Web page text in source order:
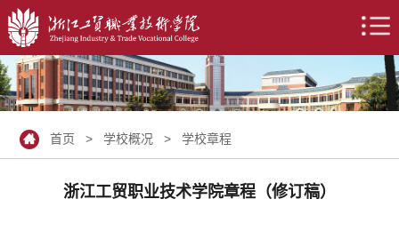
首页 >学校概况 >学校章程
浙江工贸职业技术学院章程（修订稿）